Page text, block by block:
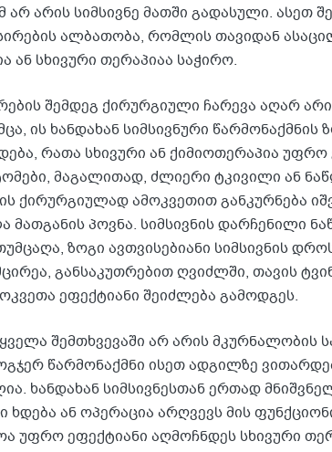
არის სიმსივნე მათში გადასული. ასეთ
ალბათობა, რომლის თავიდან
ან სხივური თერაპიაა საჭირო.
შემდეგ ქირურგიული ჩარევა აღარ
ის ხანდახან სიმსივნური წარმონაქმნის
რათა სხივური ან ქიმიოთერაპია
მაგალითად, ძლიერი ტკივილი ან
ქირურგიულად ამოკვეთით განკურნება
მათგანის პოვნა. სიმსივნის დარჩენილი
ზოგი ავთვისებიანი სიმსივნის
განსაკუთრებით ღვიძლში, თავის
ეფექტიანი შეიძლება გამოდგეს.
შემთხვევაში არ არის მკურნალობის
წარმონაქმნი ისეთ ადგილზე
ხანდახან სიმსივნესთან ერთად
ან ოპერაცია არღვევს მის
უფრო ეფექტიანი აღმოჩნდეს სხივური